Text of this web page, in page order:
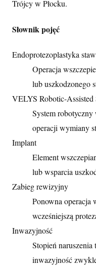
Trójcy w Płocku.
Słownik pojęć
Endoprotezoplastyka
Operacja
lub uszkodzonego
VELYS Robotic-Assisted
System
operacji wymiany
Implant
Element
lub wsparcia
Zabieg rewizyjny
Ponowna
wcześniejszą
Inwazyjność
Stopień naruszenia
inwazyjność